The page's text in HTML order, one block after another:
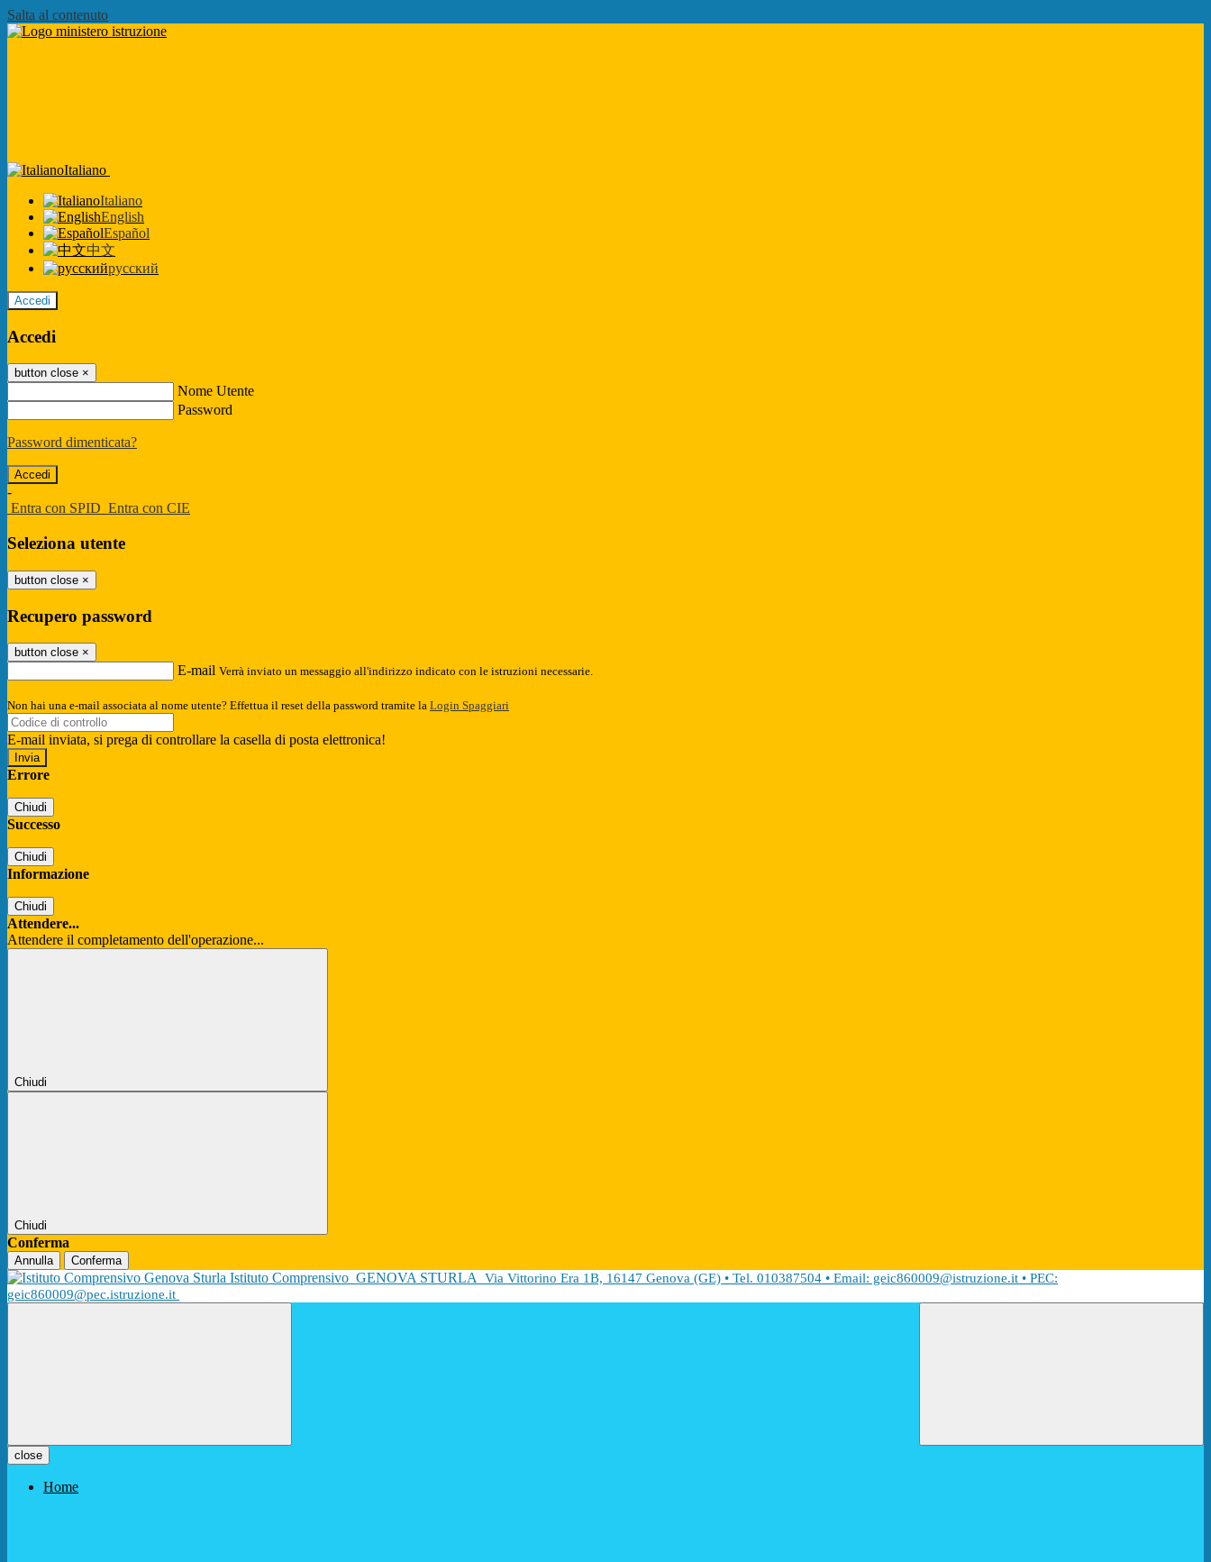
Salta al contenuto
Italiano
Italiano
English
Español
中文
русский
Accedi
Accedi
button close ×
Nome Utente
Password
Password dimenticata?
-
Entra con SPID Entra con CIE
Seleziona utente
button close ×
Recupero password
button close ×
E-mail Verrà inviato un messaggio all'indirizzo indicato con le istruzioni necessarie.
Non hai una e-mail associata al nome utente? Effettua il reset della password tramite la Login Spaggiari
E-mail inviata, si prega di controllare la casella di posta elettronica!
Errore
Chiudi
Successo
Chiudi
Informazione
Chiudi
Attendere...
Attendere il completamento dell'operazione...
Chiudi
Chiudi
Conferma
Annulla Conferma
Istituto Comprensivo GENOVA STURLA
Via Vittorino Era 1B, 16147 Genova (GE) • Tel. 010387504 • Email: geic860009@istruzione.it • PEC:
geic860009@pec.istruzione.it
close
Home